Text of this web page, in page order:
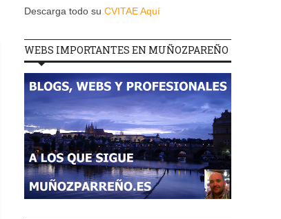
Descarga todo su CVITAE Aquí
WEBS IMPORTANTES EN MUÑOZPAREÑO